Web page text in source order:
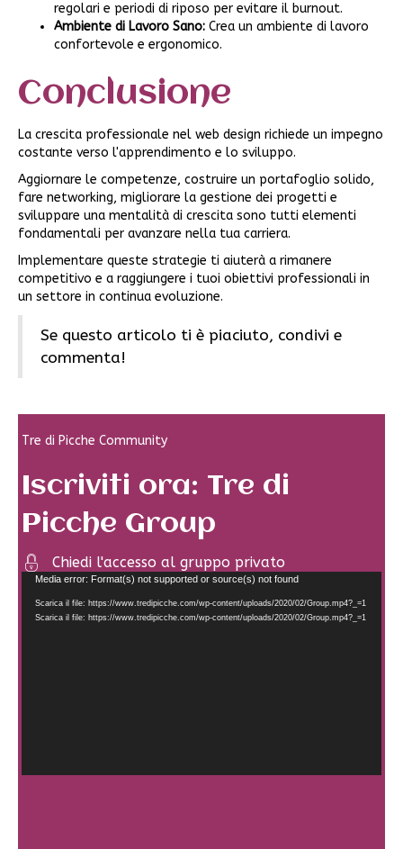
regolari e periodi di riposo per evitare il burnout.
Ambiente di Lavoro Sano: Crea un ambiente di lavoro
confortevole e ergonomico.
Conclusione
La crescita professionale nel web design richiede un impegno
costante verso l'apprendimento e lo sviluppo.
Aggiornare le competenze, costruire un portafoglio solido,
fare networking, migliorare la gestione dei progetti e
sviluppare una mentalità di crescita sono tutti elementi
fondamentali per avanzare nella tua carriera.
Implementare queste strategie ti aiuterà a rimanere
competitivo e a raggiungere i tuoi obiettivi professionali in
un settore in continua evoluzione.
Se questo articolo ti è piaciuto, condivi e
commenta!
Tre di Picche Community
Iscriviti ora: Tre di
Picche Group
Chiedi l'accesso al gruppo privato
Video
Player
Media error: Format(s) not supported or source(s) not found
Scarica il file: https://www.tredipicche.com/wp-content/uploads/2020/02/Group.mp4?_=1
Scarica il file: https://www.tredipicche.com/wp-content/uploads/2020/02/Group.mp4?_=1